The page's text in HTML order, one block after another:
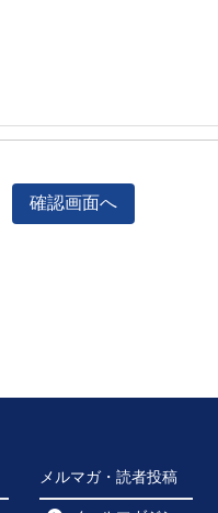
メルマガ・読者投稿